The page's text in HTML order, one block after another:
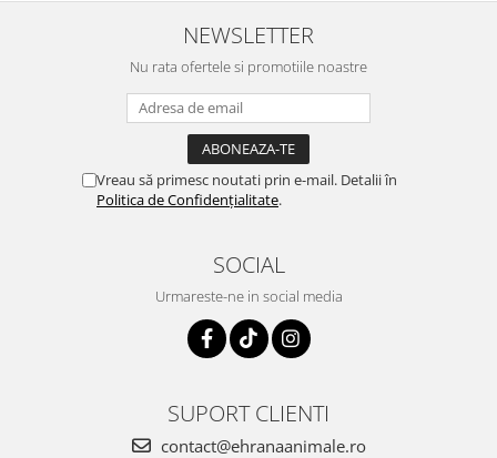
NEWSLETTER
Nu rata ofertele si promotiile noastre
Vreau să primesc noutati prin e-mail. Detalii în
Politica de Confidențialitate.
SOCIAL
Urmareste-ne in social media
SUPORT CLIENTI
contact@ehranaanimale.ro